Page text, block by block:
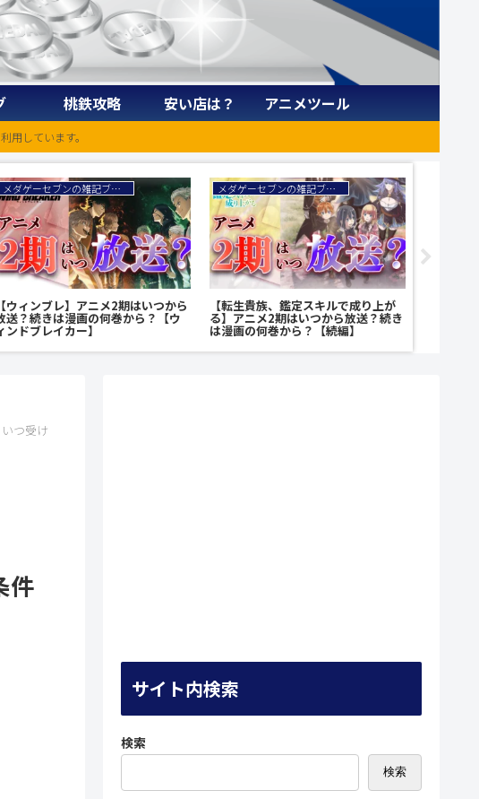
桃鉄攻略 安い店は？ アニメツール
用しています。
メダゲーセブンの雑記ブログ
【ウィンブレ】アニメ2期はいつから
送？続きは漫画の何巻から？【ウ
ンドブレイカー】
メダゲーセブンの雑記ブログ
【転生貴族、鑑定スキルで成り上が
る】アニメ2期はいつから放送？続き
は漫画の何巻から？【続編】
つ受け
件
サイト内検索
検索
検索